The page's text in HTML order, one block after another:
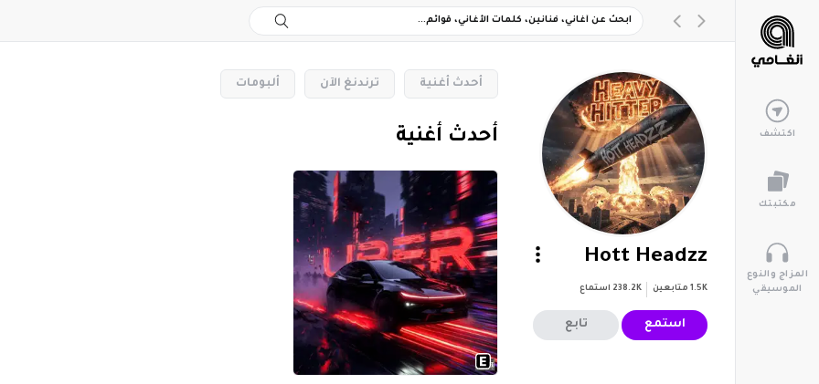
اكتشف
مكتبتك
المزاج والنوع
الموسيقي
Hott Headzz
1.5K متابعين 238.2K استماع
استمع تابع
‏أحدث أغنية ‏ترندنغ الآن ‏ألبومات
‏أحدث أغنية